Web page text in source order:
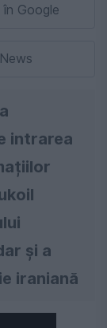
Google
intrarea
și a
iraniană